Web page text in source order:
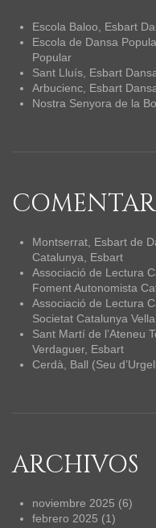
Escola Baloo, Esbart
Escola de Dansa
Popular
Sant Lluís, Esbart
Arbucienc, Esbart
Nostra Senyora de la
Montserrat, Esbart de
Catalunya, Esbart
Associació de Lectura
Foment Autonomista
Associació de Lectura
Societat Catalunya
Sant Martí de l’Ateneu
Verdaguer, Esbart
Cerdà, Ball (Seu
ARCHIVOS
noviembre 2025 (6)
febrero 2025 (1)